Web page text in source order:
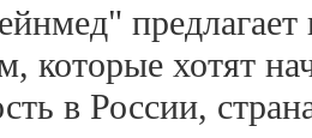
предлагает
которые хотят
в России,